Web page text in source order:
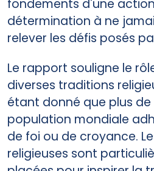
fondements d'une
détermination à ne
relever les défis posés
Le rapport souligne le
diverses traditions
étant donné que plus de
population mondiale
de foi ou de croyance.
religieuses sont